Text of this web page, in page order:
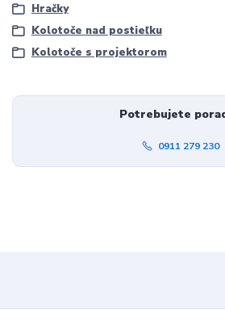
Hračky
Kolotoče nad postieľku
Kolotoče s projektorom
Potrebujete
0911 279 230